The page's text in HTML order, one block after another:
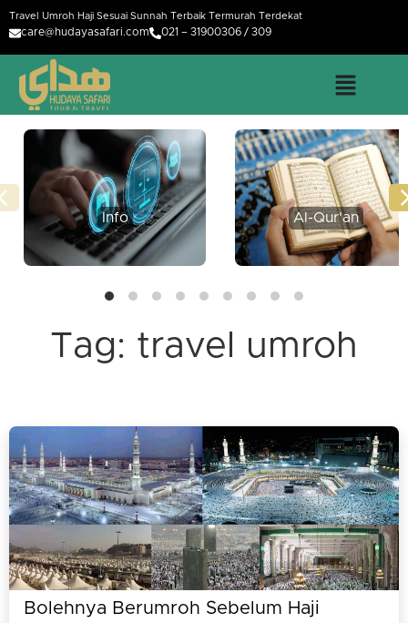
Travel Umroh Haji Sesuai Sunnah Terbaik Termurah Terdekat
care@hudayasafari.com 021 – 31900306 / 309
Info Al-Qur'an
Tag: travel umroh
Bolehnya Berumroh Sebelum Haji